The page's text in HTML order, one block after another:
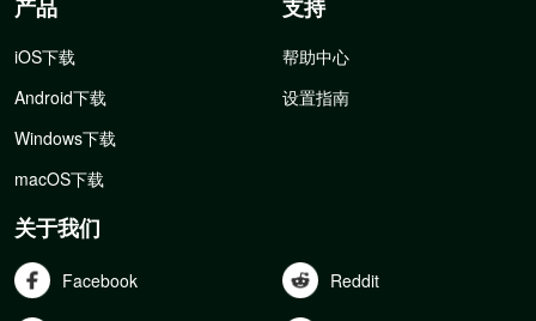
产品
iOS下载
Android下载
Windows下载
macOS下载
支持
帮助中心
设置指南
关于我们
Facebook Reddit